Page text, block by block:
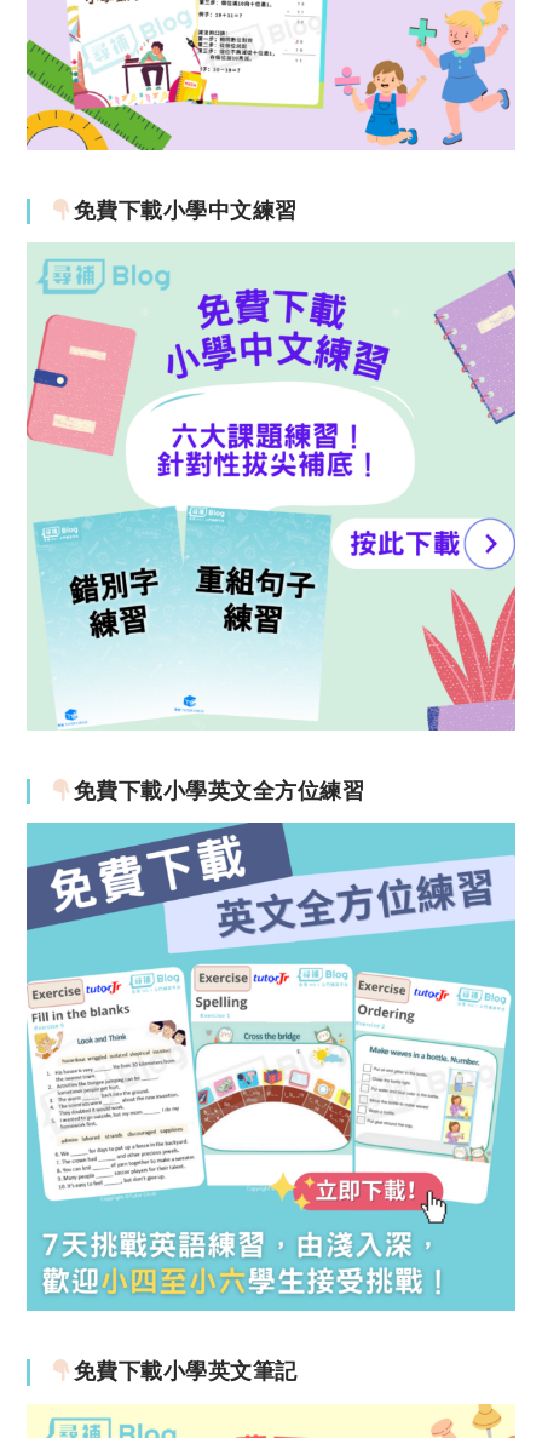
免費下載小學中文練習
免費下載小學英文全方位練習
免費下載小學英文筆記